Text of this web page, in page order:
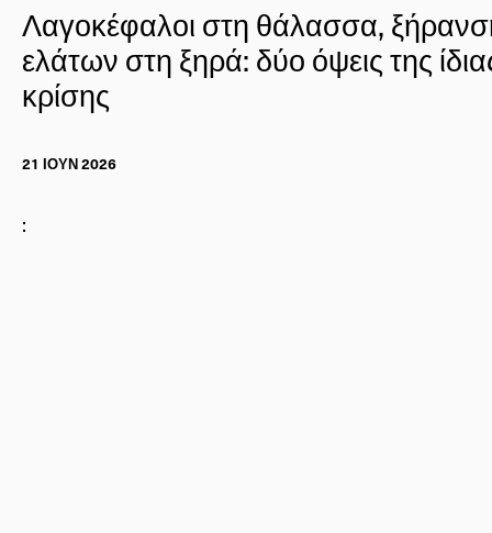
Λαγοκέφαλοι στη θάλασσα,
ελάτων στη ξηρά: δύο όψεις της
κρίσης
21 ΙΟΥΝ 2026
: